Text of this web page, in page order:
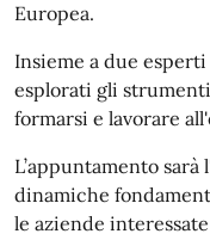
Europea.
Insieme a due esperti
esplorati gli
formarsi e lavorare
L’appuntamento
dinamiche
le aziende